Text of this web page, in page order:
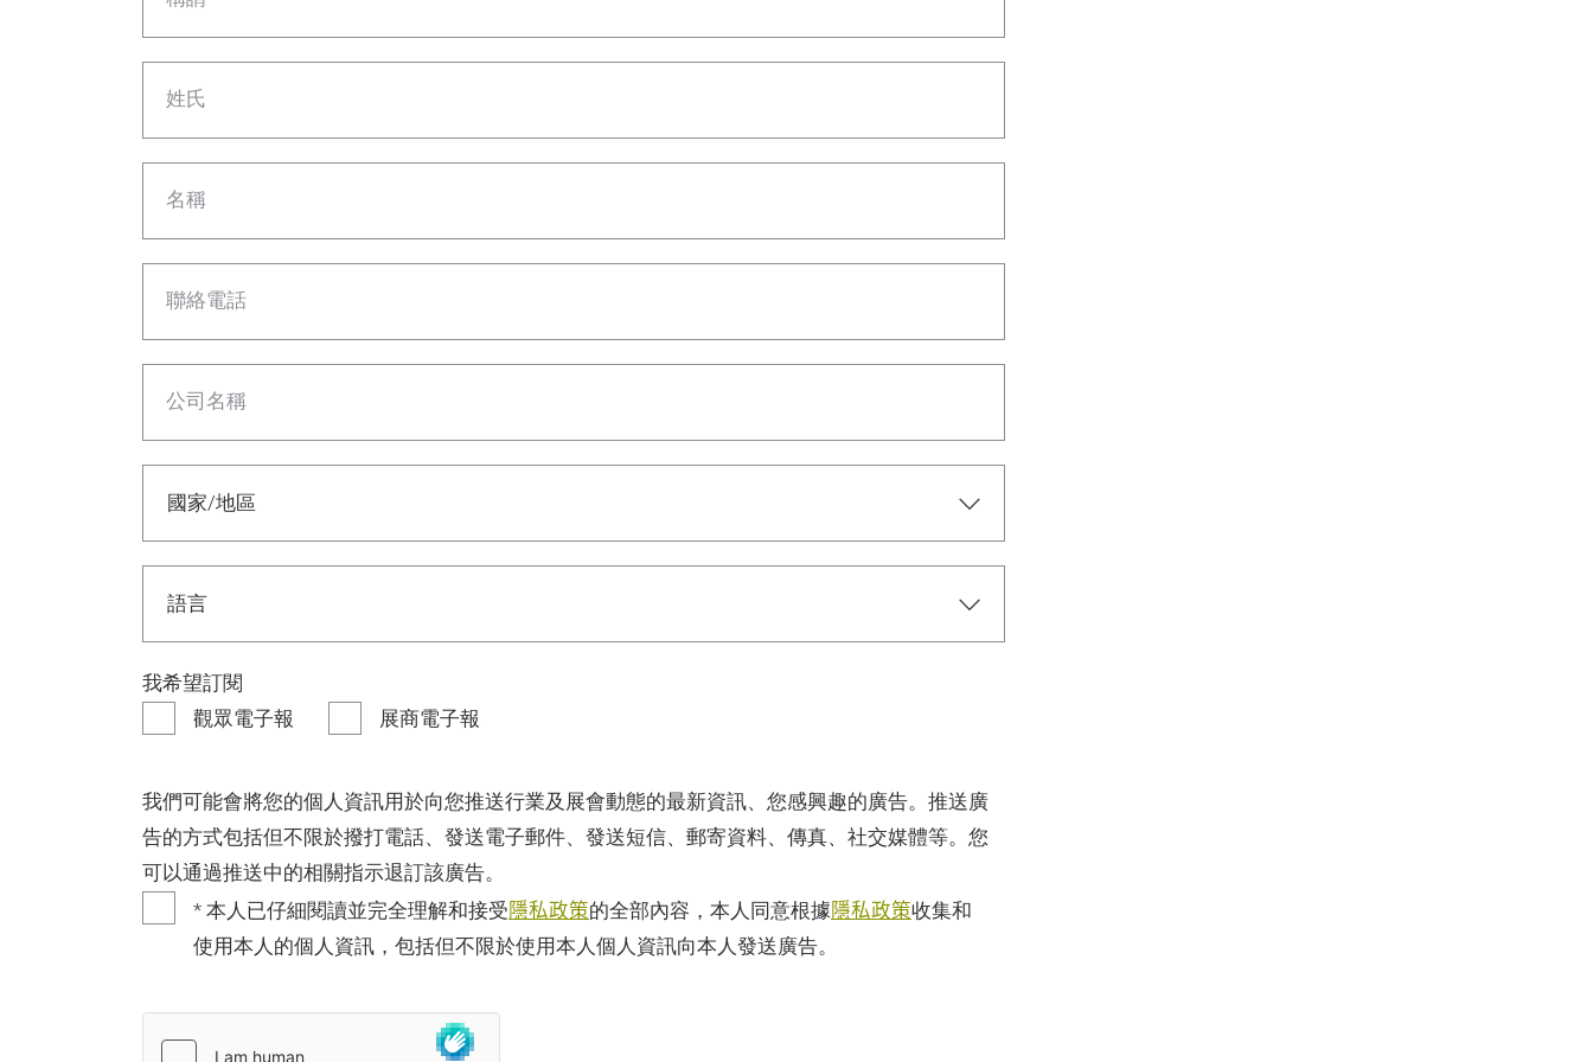
姓氏
名稱
聯絡電話
公司名稱
我希望訂閱
觀眾電子報
展商電子報
我們可能會將您的個人資訊用於向您推送行業及展會動態的最新資訊、您感興趣的廣告。推送廣
告的方式包括但不限於撥打電話、發送電子郵件、發送短信、郵寄資料、傳真、社交媒體等。您
可以通過推送中的相關指示退訂該廣告。
* 本人已仔細閱讀並完全理解和接受隱私政策的全部內容，本人同意根據隱私政策收集和
使用本人的個人資訊，包括但不限於使用本人個人資訊向本人發送廣告。